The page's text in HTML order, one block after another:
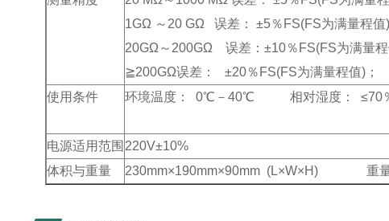
1GΩ ～20 GΩ 误差： ±5％FS(FS为满量程值)
20GΩ～200GΩ 误差：±10％FS(FS为满量程
≧200GΩ误差： ±20％FS(FS为满量程值)；
使用条件
环境温度： 0℃－40℃ 相对湿度： ≤70
电源适用范围 220V±10%
体积与重量
230mm×190mm×90mm (L×W×H) 重